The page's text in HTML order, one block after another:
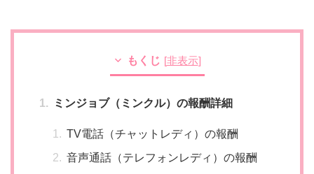
もくじ [非表示]
ミンジョブ（ミンクル）の報酬詳細
TV電話（チャットレディ）の報酬
音声通話（テレフォンレディ）の報酬